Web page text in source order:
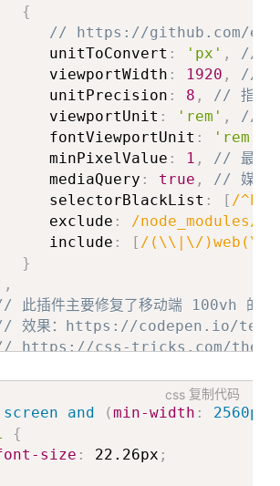
{
// https://github.com/
unitToConvert
: 'px' ,
// 需
viewportWidth
: 1920 ,
// 视
unitPrecision
: 8 ,
// 指定
viewportUnit
: 'rem' ,
// 希
fontViewportUnit
: 'rem'
minPixelValue
: 1 ,
// 最小
mediaQuery
: true ,
// 媒体查
selectorBlackList
: [ /
exclude
: /node_modules/
include
: [ /(\\|\/
}
,
此插件主要修复了移动端 100vh 的高
效果：https://codepen.io/
https://css-tricks.com/the-
css 复制代码
screen and (min-width : 2560px
{
size : 22.26px ;